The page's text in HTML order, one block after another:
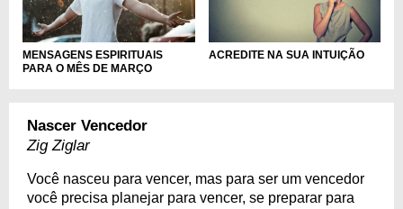
MENSAGENS ESPIRITUAIS
PARA O MÊS DE MARÇO
ACREDITE NA SUA INTUIÇÃO
Nascer Vencedor
Zig Ziglar
Você nasceu para vencer, mas para ser um vencedor
você precisa planejar para vencer, se preparar para